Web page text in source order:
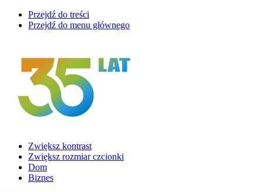
Przejdź do treści
Przejdź do menu głównego
Zwiększ kontrast
Zwiększ rozmiar czcionki
Dom
Biznes